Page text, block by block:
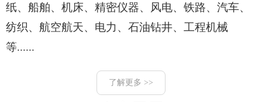
纸、船舶、机床、精密仪器、风电、铁路、汽车、
纺织、航空航天、电力、石油钻井、工程机械
等......
了解更多 >>